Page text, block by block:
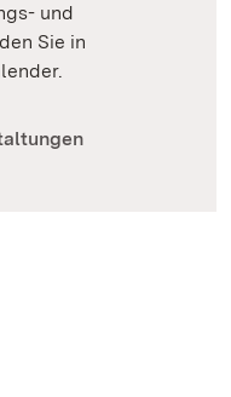
und
Sie in